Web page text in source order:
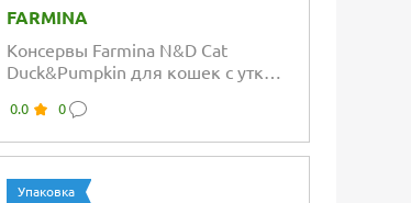
FARMINA
Консервы Farmina N&D Cat
Duck&Pumpkin для кошек с уткой
0.0 0
Упаковка